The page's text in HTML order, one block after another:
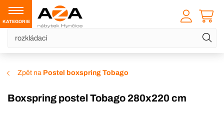
KATEGORIE
Zpět na Postel boxspring Tobago
Boxspring postel Tobago 280x220 cm